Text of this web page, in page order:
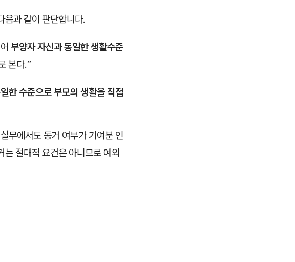
과 같이 판단합니다.
부양자 자신과 동일한 생활수준
본다.”
한 수준으로 부모의 생활을 직접
무에서도 동거 여부가 기여분 인
는 절대적 요건은 아니므로 예외